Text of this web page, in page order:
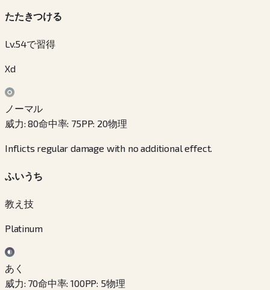
たたきつける
Lv.54で習得
Xd
ノーマル
威力:80命中率: 75PP: 20物理
Inflicts regular damage with no additional effect.
ふいうち
教え技
Platinum
あく
威力: 70命中率:100PP: 5物理